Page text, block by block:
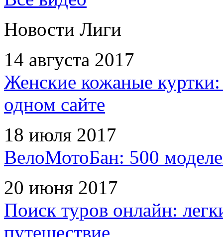
Новости Лиги
14 августа 2017
Женские кожаные
одном сайте
18 июля 2017
ВелоМотоБан: 500
20 июня 2017
Поиск туров онлайн:
путешествие